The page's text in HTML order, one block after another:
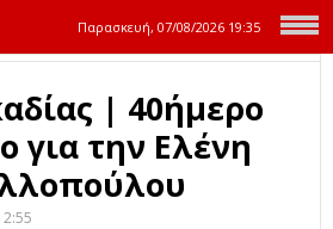
Παρασκευή, 07/08/2026 19:35
| 40ήμερο
για την Ελένη